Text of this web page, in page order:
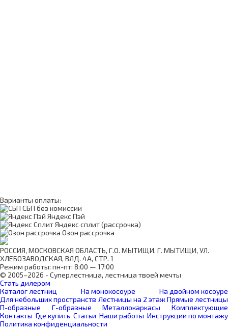
Варианты оплаты:
СБП без комиссии
Яндекс Пэй
Яндекс сплит (рассрочка)
Озон рассрочка
РОССИЯ, МОСКОВСКАЯ ОБЛАСТЬ, Г.О. МЫТИЩИ, Г. МЫТИЩИ, УЛ.
ХЛЕБОЗАВОДСКАЯ, ВЛД. 4А, СТР. 1
Режим работы: пн-пт: 8:00 — 17:00
© 2005–2026 - Суперлестница, лестница твоей мечты
Стать дилером
Каталог лестниц
На монокосоуре
На двойном косоуре
Для небольших пространств Лестницы на 2 этаж Прямые лестницы
П-образные
Г-образные Металлокаркасы
Комплектующие
Контакты Где купить Статьи Наши работы Инструкции по монтажу
Политика конфиденциальности